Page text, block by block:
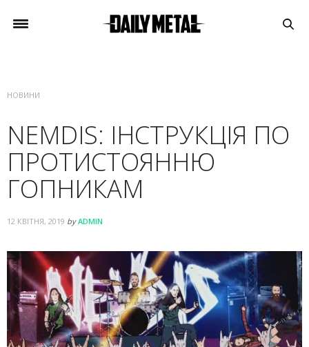
НОВИНИ
NEMDIS: ІНСТРУКЦІЯ ПО
ПРОТИСТОЯННЮ
ГОПНИКАМ
12 КВІТНЯ, 2019 by ADMIN